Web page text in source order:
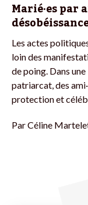
Marié·es
Les actes
loin des
de poing. Dans
patriarcat, des
protection et
ParCéline